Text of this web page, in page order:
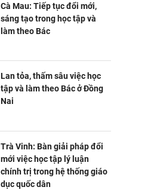
Cà Mau: Tiếp tục đổi mới,
sáng tạo trong học tập và
làm theo Bác
Lan tỏa, thấm sâu việc học
tập và làm theo Bác ở Đồng
Nai
Trà Vinh: Bàn giải pháp đổi
mới việc học tập lý luận
chính trị trong hệ thống giáo
dục quốc dân